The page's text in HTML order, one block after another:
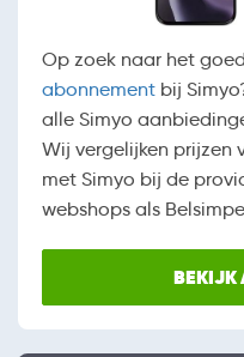
Op zoek naar het
abonnement bij
alle Simyo
Wij vergelijken prijzen
met Simyo bij de
webshops als
BEKIJK